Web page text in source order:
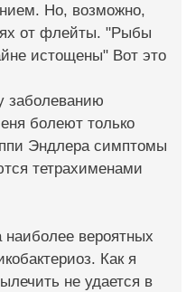
Но, возможно,
от флейты. "Рыбы
истощены" Вот это
заболеванию
болеют только
Эндлера симптомы
тетрахименами
вероятных
Как я
не удается в